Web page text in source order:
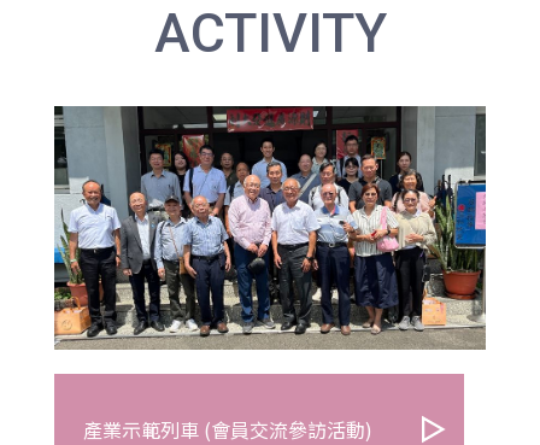
ACTIVITY
產業示範列車 (會員交流參訪活動)